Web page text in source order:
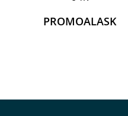
PROMOALASK